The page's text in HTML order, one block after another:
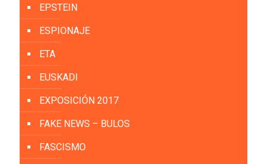
EPSTEIN
ESPIONAJE
ETA
EUSKADI
EXPOSICIÓN 2017
FAKE NEWS – BULOS
FASCISMO